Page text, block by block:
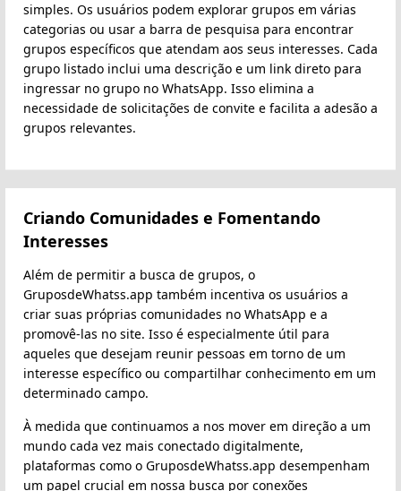
simples. Os usuários podem explorar grupos em várias
categorias ou usar a barra de pesquisa para encontrar
grupos específicos que atendam aos seus interesses. Cada
grupo listado inclui uma descrição e um link direto para
ingressar no grupo no WhatsApp. Isso elimina a
necessidade de solicitações de convite e facilita a adesão a
grupos relevantes.
Criando Comunidades e Fomentando
Interesses
Além de permitir a busca de grupos, o
GruposdeWhatss.app também incentiva os usuários a
criar suas próprias comunidades no WhatsApp e a
promovê-las no site. Isso é especialmente útil para
aqueles que desejam reunir pessoas em torno de um
interesse específico ou compartilhar conhecimento em um
determinado campo.
À medida que continuamos a nos mover em direção a um
mundo cada vez mais conectado digitalmente,
plataformas como o GruposdeWhatss.app desempenham
um papel crucial em nossa busca por conexões